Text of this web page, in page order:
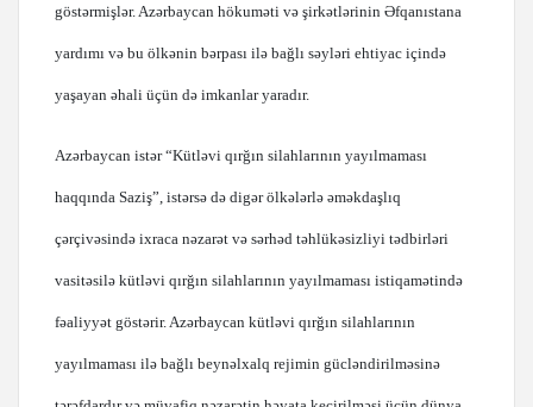
göstərmişlər. Azərbaycan hökuməti və şirkətlərinin Əfqanıstana
yardımı və bu ölkənin bərpası ilə bağlı səyləri ehtiyac içində
yaşayan əhali üçün də imkanlar yaradır.
Azərbaycan istər “Kütləvi qırğın silahlarının yayılmaması
haqqında Saziş”, istərsə də digər ölkələrlə əməkdaşlıq
çərçivəsində ixraca nəzarət və sərhəd təhlükəsizliyi tədbirləri
vasitəsilə kütləvi qırğın silahlarının yayılmaması istiqamətində
fəaliyyət göstərir. Azərbaycan kütləvi qırğın silahlarının
yayılmaması ilə bağlı beynəlxalq rejimin gücləndirilməsinə